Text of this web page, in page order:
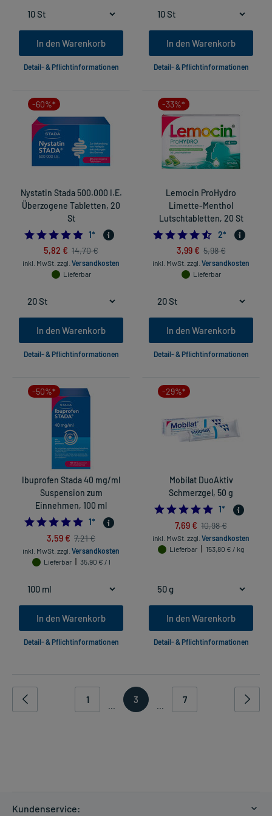
In den Warenkorb
Detail- & Pflichtinformationen
In den Warenkorb
Detail- & Pflichtinformationen
-60%*
Nystatin Stada 500.000 I.E.
Überzogene Tabletten, 20
St
5.0
1*
5,82 € 14,70 €
inkl. MwSt. zzgl. Versandkosten
Lieferbar
In den Warenkorb
Detail- & Pflichtinformationen
-33%*
Lemocin ProHydro
Limette-Menthol
Lutschtabletten, 20 St
4.5
2*
3,99 € 5,98 €
inkl. MwSt. zzgl. Versandkosten
Lieferbar
In den Warenkorb
Detail- & Pflichtinformationen
-50%*
Ibuprofen Stada 40 mg/ml
Suspension zum
Einnehmen, 100 ml
5.0
1*
3,59 € 7,21 €
inkl. MwSt. zzgl. Versandkosten
Lieferbar
35,90 € / l
In den Warenkorb
Detail- & Pflichtinformationen
-29%*
Mobilat DuoAktiv
Schmerzgel, 50 g
5.0
1*
7,69 € 10,98 €
inkl. MwSt. zzgl. Versandkosten
Lieferbar
153,80 € / kg
In den Warenkorb
Detail- & Pflichtinformationen
1
...
3
...
7
Kundenservice: